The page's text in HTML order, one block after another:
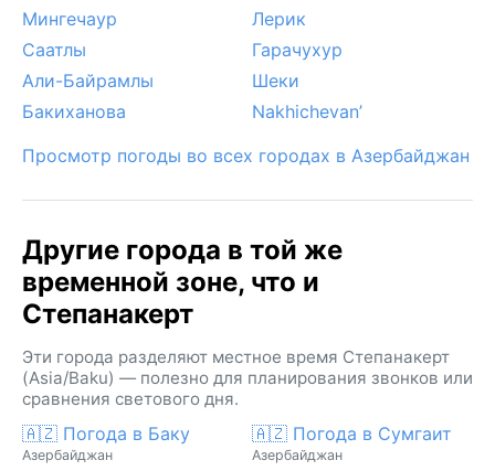
Мингечаур
Лерик
Саатлы
Гарачухур
Али-Байрамлы
Шеки
Бакиханова
Nakhichevan’
Просмотр погоды во всех городах в Азербайджан
Другие города в той же
временной зоне, что и
Степанакерт
Эти города разделяют местное время Степанакерт
(Asia/Baku) — полезно для планирования звонков или
сравнения светового дня.
🇦🇿 Погода в Баку
Азербайджан
🇦🇿 Погода в Сумгаит
Азербайджан